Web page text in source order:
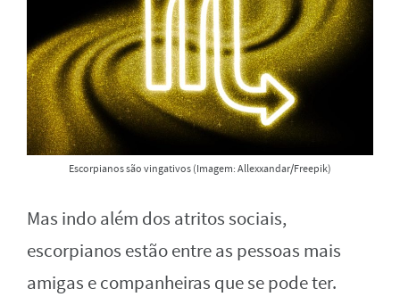
Escorpianos são vingativos (Imagem: Allexxandar/Freepik)
Mas indo além dos atritos sociais,
escorpianos estão entre as pessoas mais
amigas e companheiras que se pode ter.